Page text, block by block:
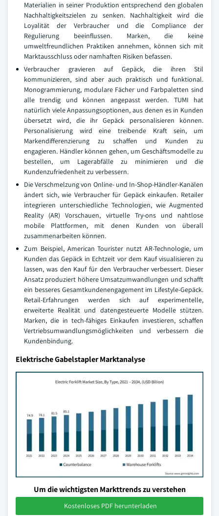
Materialien in seiner Produktion entsprechend den globalen
Nachhaltigkeitszielen zu senken. Nachhaltigkeit wird die
Loyalität der Verbraucher und die Compliance der
Regulierung beeinflussen. Marken, die keine
umweltfreundlichen Praktiken annehmen, können sich mit
Marktausschluss oder namhaften Risiken befassen.
Verbraucher gravieren auf Gepäck, die ihren Stil
kommunizieren, sind aber auch praktisch und funktional.
Monogrammierung, modulare Fächer und Farbpaletten sind
alle trendig und können angepasst werden. TUMI hat
natürlich viele Anpassungsoptionen, aus denen es in Kunden
übersetzt wird, die ihr Gepäck personalisieren können.
Personalisierung wird eine treibende Kraft sein, um
Markendifferenzierung zu schaffen und Kunden zu
engagieren. Händler können gehen, um Geschäftsmodelle zu
bestellen, um Lagerabfälle zu minimieren und die
Kundenzufriedenheit zu verbessern.
Die Verschmelzung von Online- und In-Shop-Händler-Kanälen
ändert sich, wie Verbraucher für Gepäck einkaufen. Retailer
integrieren unterschiedliche Technologien, wie Augmented
Reality (AR) Vorschauen, virtuelle Try-ons und nahtlose
mobile Plattformen, mit denen Kunden von überall
zusammenarbeiten können.
Zum Beispiel, American Tourister nutzt AR-Technologie, um
Kunden das Gepäck in Echtzeit vor dem Kauf visualisieren zu
lassen, was den Kauf für den Verbraucher verbessert. Dieser
Ansatz produziert höhere Umsatzumwandlungen und schafft
ein besseres Gesamtkundenengagement im Lifestyle-Gepäck.
Retail-Erfahrungen werden sich auf experimentelle,
erweiterte Realität und datengesteuerte Modelle stützen.
Marken, die in tech-fähiges Einkaufen investieren, schaffen
Vertriebsumwandlungsmöglichkeiten und verbessern die
Kundenbindung.
Elektrische Gabelstapler Marktanalyse
Um die wichtigsten Markttrends zu verstehen
Kostenloses PDF herunterladen